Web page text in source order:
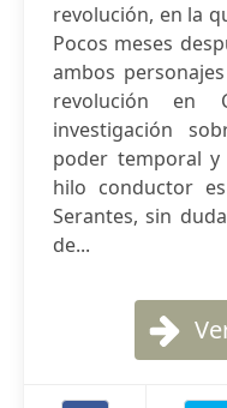
revolución, en la
Pocos meses
ambos
revolución en
investigación
poder temporal y
hilo conductor
Serantes, sin
de...